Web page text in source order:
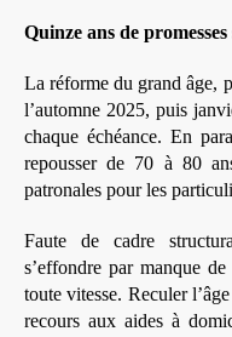
Quinze ans de
La réforme du grand âge,
l’automne 2025, puis
chaque échéance. En
repousser de 70 à 80
patronales pour les
Faute de cadre
s’effondre par manque
toute vitesse. Reculer
recours aux aides à